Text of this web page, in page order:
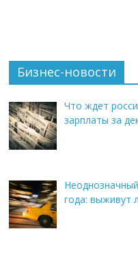
Бизнес-новости
Что ждет
зарплаты за
года: выживут